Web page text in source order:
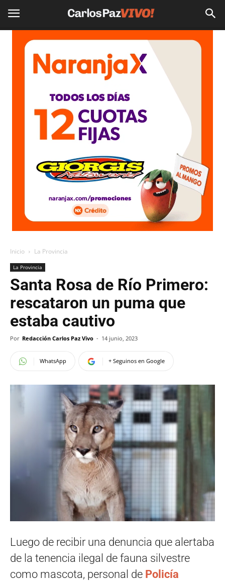
Inicio La Provincia
La Provincia
Santa Rosa de Río Primero:
rescataron un puma que
estaba cautivo
Por Redacción Carlos Paz Vivo - 14 junio, 2023
WhatsApp + Seguinos en Google
Luego de recibir una denuncia que alertaba
de la tenencia ilegal de fauna silvestre
como mascota, personal de Policía